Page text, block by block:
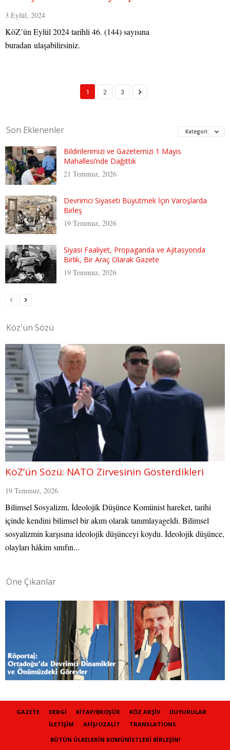
3 Eylül, 2024
KöZ’ün Eylül 2024 tarihli 46. (144) sayısına
buradan ulaşabilirsiniz.
1 2 3
Son Eklenenler Kategori:
Bildirilerimizi ve Gazetemizi 1 Mayıs
Mahallesi’nde Dağıttık
21 Temmuz, 2026
Devrimci Siyaseti Büyütmek İçin Varoşlarda
Birleş
19 Temmuz, 2026
Siyasi Faaliyet, Propaganda ve Ajitasyonda
Birlik, Bir Araç Olarak Gazete
19 Temmuz, 2026
Köz'ün Sözü
KöZ’ün Sözü: NATO Zirvesinin Gösterdikleri
19 Temmuz, 2026
Bilimsel Sosyalizm, İdeolojik Düşünce Komünist hareket, tarihi
içinde kendini bilimsel bir akım olarak tanımlayageldi. Bilimsel
sosyalizmin karşısına ideolojik düşünceyi koydu. İdeolojik düşünce,
olayları hâkim sınıfın...
Öne Çıkanlar
GAZETE DERGI KITAP/BROŞÜR KÖZ ARŞIV
DUYURULAR
İLETIŞIM
AFIŞ/OZALIT
TRANSLATIONS
BÜTÜN ÜLKELERIN KOMÜNISTLERI BIRLEŞIN!